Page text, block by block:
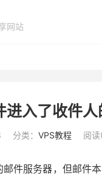
网站
入了收件人
分类： VPS教程 阅
件服务器，但邮件